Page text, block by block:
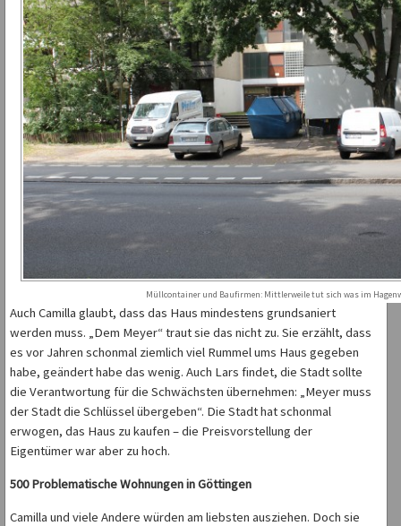
Müllcontainer und Baufirmen: Mittlerweile tut sich was im
Auch Camilla glaubt, dass das Haus mindestens grundsaniert
werden muss. „Dem Meyer“ traut sie das nicht zu. Sie erzählt, dass
es vor Jahren schonmal ziemlich viel Rummel ums Haus gegeben
habe, geändert habe das wenig. Auch Lars findet, die Stadt sollte
die Verantwortung für die Schwächsten übernehmen: „Meyer muss
der Stadt die Schlüssel übergeben“. Die Stadt hat schonmal
erwogen, das Haus zu kaufen – die Preisvorstellung der
Eigentümer war aber zu hoch.
500 Problematische Wohnungen in Göttingen
Camilla und viele Andere würden am liebsten ausziehen. Doch sie